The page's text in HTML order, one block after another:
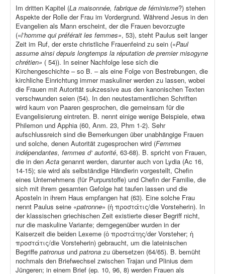
Im dritten Kapitel (La maisonnée, fabrique de féminisme?) stehen
Aspekte der Rolle der Frau im Vordergrund. Während Jesus in den
Evangelien als Mann erscheint, der die Frauen bevorzugte
(«l’homme qui préférait les femmes», 53), steht Paulus seit langer
Zeit im Ruf, der erste christliche Frauenfeind zu sein («Paul
assume ainsi depuis longtemps la réputation de premier misogyne
chrétien» ( 54)). In seiner Nachfolge lese sich die
Kirchengeschichte – so B. – als eine Folge von Bestrebungen, die
kirchliche Einrichtung immer maskuliner werden zu lassen, wobei
die Frauen mit Autorität sukzessive aus den kanonischen Texten
verschwunden seien (54). In den neutestamentlichen Schriften
wird kaum von Paaren gesprochen, die gemeinsam für die
Evangelisierung eintreten. B. nennt einige wenige Beispiele, etwa
Philemon und Apphia (60, Anm. 23, Phm 1-2). Sehr
aufschlussreich sind die Bemerkungen über unabhängige Frauen
und solche, denen Autorität zugesprochen wird (Femmes
indépendantes, femmes d‘ autorité, 63-68). B. spricht von Frauen,
die in denActa genannt werden, darunter auch von Lydia (Ac 16,
14-15); sie wird als selbständige Händlerin vorgestellt, Chefin
eines Unternehmens (für Purpurstoffe) und Chefin der Familie, die
sich mit ihrem gesamten Gefolge hat taufen lassen und die
Aposteln in ihrem Haus empfangen hat (63). Eine solche Frau
nennt Paulus seine «patronne» (ἡ προστάτις/die Vorsteherin). In
der klassischen griechischen Zeit existierte dieser Begriff nicht,
nur die maskuline Variante; demgegenüber wurden in der
Kaiserzeit die beiden Lexeme (ὁ προστάτης/der Vorsteher; ἡ
προστάτις/die Vorsteherin) gebraucht, um die lateinischen
Begriffe patronus und patrona zu übersetzen (64/65). B. bemüht
nochmals den Briefwechsel zwischen Trajan und Plinius dem
Jüngeren; in einem Brief (ep. 10, 96, 8) werden Frauen als